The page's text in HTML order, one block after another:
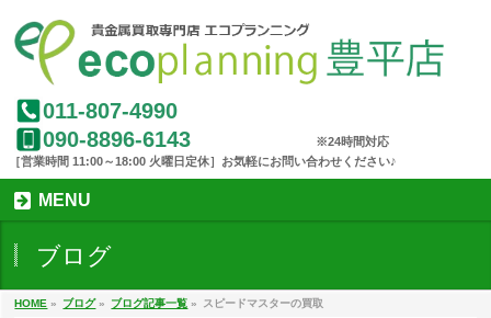
011-807-4990
090-8896-6143
MENU
ブログ
HOME » ブログ» ブログ記事一覧 » スピードマスターの買取